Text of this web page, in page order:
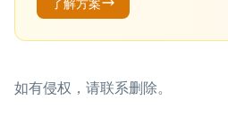
如有侵权，请联系删除。